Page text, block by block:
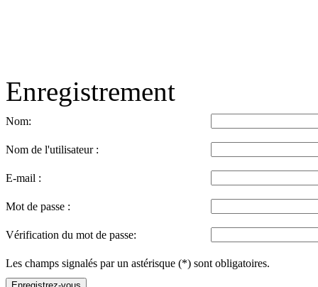
Enregistrement
Nom:
Nom de l'utilisateur :
E-mail :
Mot de passe :
Vérification du mot de passe:
Les champs signalés par un astérisque (*) sont obligatoires.